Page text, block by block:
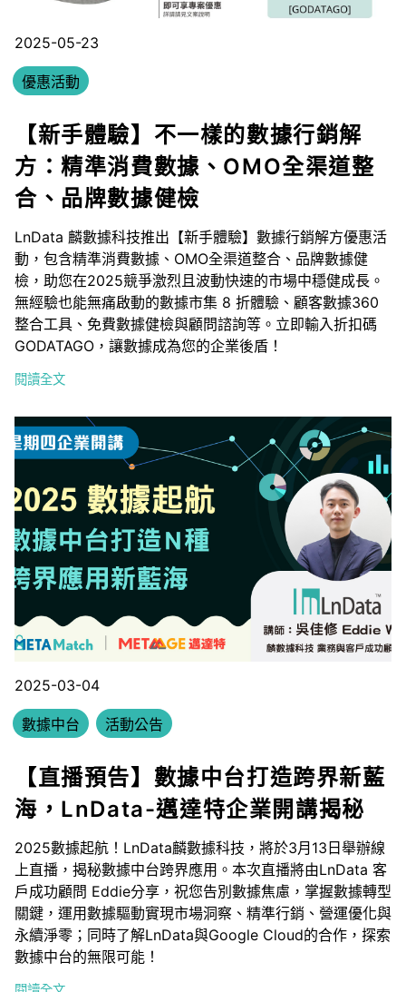
2025-05-23
優惠活動
【新手體驗】不一樣的數據行銷解
方：精準消費數據、OMO全渠道整
合、品牌數據健檢
LnData 麟數據科技推出【新手體驗】數據行銷解方優惠活
動，包含精準消費數據、OMO全渠道整合、品牌數據健
檢，助您在2025競爭激烈且波動快速的市場中穩健成長。
無經驗也能無痛啟動的數據市集 8 折體驗、顧客數據360
整合工具、免費數據健檢與顧問諮詢等。立即輸入折扣碼
GODATAGO，讓數據成為您的企業後盾！
閱讀全文
2025-03-04
數據中台 活動公告
【直播預告】數據中台打造跨界新藍
海，LnData-邁達特企業開講揭秘
2025數據起航！LnData麟數據科技，將於3月13日舉辦線
上直播，揭秘數據中台跨界應用。本次直播將由LnData 客
戶成功顧問 Eddie分享，祝您告別數據焦慮，掌握數據轉型
關鍵，運用數據驅動實現市場洞察、精準行銷、營運優化與
永續淨零；同時了解LnData與Google Cloud的合作，探索
數據中台的無限可能！